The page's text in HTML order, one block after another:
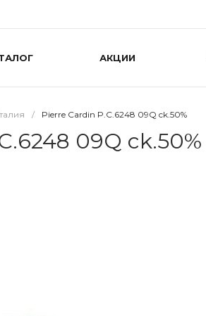
АКЦИИ
/ Pierre Cardin P.C.6248 09Q ck.50%
09Q ck.50%